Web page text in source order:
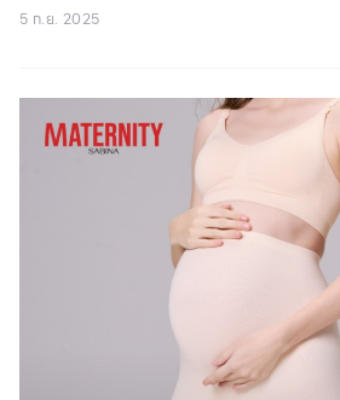
5 ก.ย. 2025